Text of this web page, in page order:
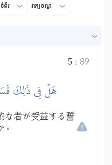
ទំព័រ វាក្យខណ្ឌ
5 : 89
هَلۡ فِي ذَٰلِكَ
な者が受益する誓